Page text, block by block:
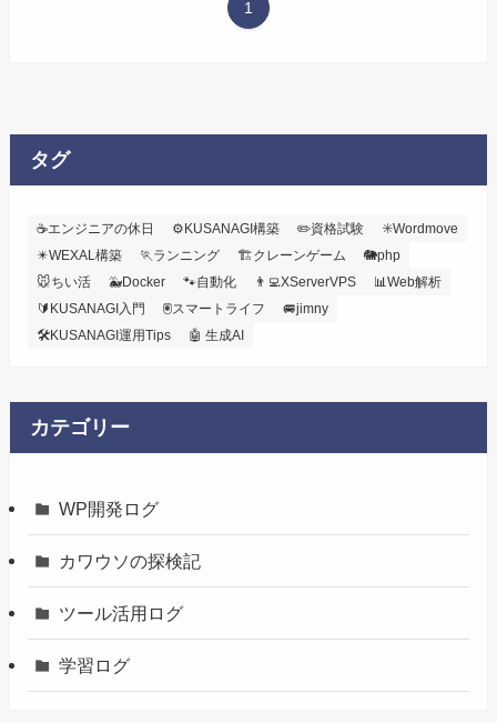
1
タグ
☕エンジニアの休日 ⚙️KUSANAGI構築 ✏️資格試験
✳️Wordmove
✴️WEXAL構築
🏃ランニング 🏗️クレーンゲーム
🐘php
🐭ちい活
🐳Docker 🐾自動化 👨‍💻XServerVPS
📊Web解析
🔰KUSANAGI入門
🖲️スマートライフ
🚐jimny
🛠KUSANAGI運用Tips
🤖 生成AI
カテゴリー
WP開発ログ
カワウソの探検記
ツール活用ログ
学習ログ